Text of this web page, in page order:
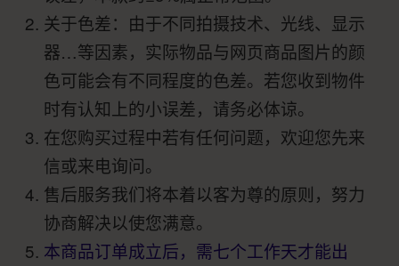
关于色差：由于不同拍摄技术、光线、显示
器…等因素，实际物品与网页商品图片的颜
色可能会有不同程度的色差。若您收到物件
时有认知上的小误差，请务必体谅。
在您购买过程中若有任何问题，欢迎您先来
信或来电询问。
售后服务我们将本着以客为尊的原则，努力
协商解决以使您满意。
本商品订单成立后，需七个工作天才能出